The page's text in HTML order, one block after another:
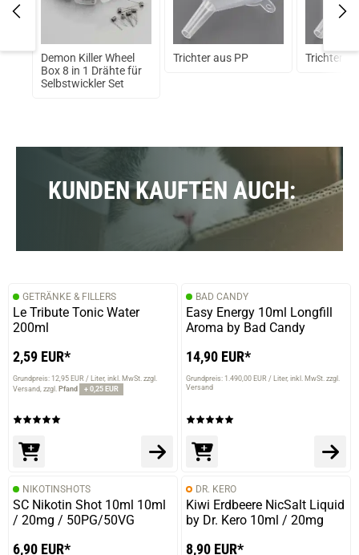
Demon Killer Wheel
Box 8 in 1 Drähte für
Selbstwickler Set
Trichter aus PP Trichter
KUNDEN KAUFTEN AUCH:
GETRÄNKE & FILLERS
Le Tribute Tonic Water
200ml
2,59 EUR*
Grundpreis: 12,95 EUR / Liter inkl. MwSt. zzgl.
Versand zzgl. Pfand + 0,25 EUR
BAD CANDY
Easy Energy 10ml Longfill
Aroma by Bad Candy
14,90 EUR*
Grundpreis: 1.490,00 EUR / Liter inkl. MwSt. zzgl.
Versand
NIKOTINSHOTS
SC Nikotin Shot 10ml 10ml
/ 20mg / 50PG/50VG
6,90 EUR*
DR. KERO
Kiwi Erdbeere NicSalt Liquid
by Dr. Kero 10ml / 20mg
8,90 EUR*